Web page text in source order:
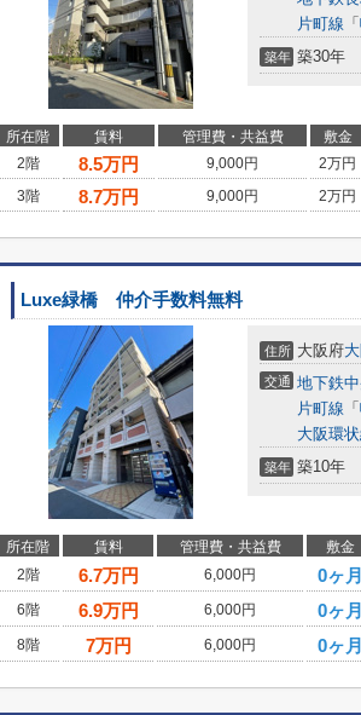
片町線 「
築年 築30年
所在階 賃料 管理費・共益費 敷金
2階
8.5万円 9,000円 2万円
3階
8.7万円 9,000円 2万円
Luxe緑橋 仲介手数料無料
住所 大阪府
交通 地下鉄
片町線 「
大阪環
築年 築10年
所在階 賃料 管理費・共益費 敷金
2階
6.7万円 6,000円 0ヶ月
6階
6.9万円 6,000円 0ヶ月
8階
7万円 6,000円 0ヶ月